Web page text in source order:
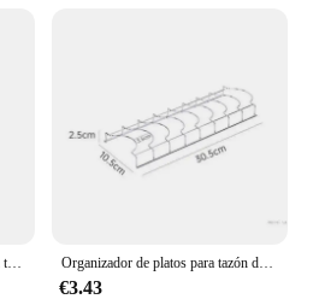
Organizador de platos para tazón de cocina, soporte para platos de acero inoxidable, cubiertos para el hogar, platos, tapa para olla, estante para platos para el hogar, accesorios de cocina
€3.43